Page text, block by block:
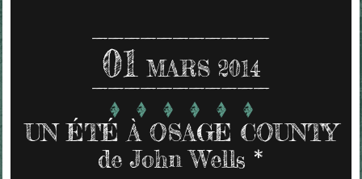
01 MARS 2014
UN ÉTÉ À OSAGE COUNTY
de John Wells *